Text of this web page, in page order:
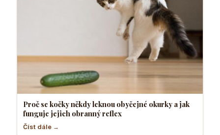
Proč se kočky někdy leknou obyčejné okurky a jak
funguje jejich obranný reflex
Číst dále →